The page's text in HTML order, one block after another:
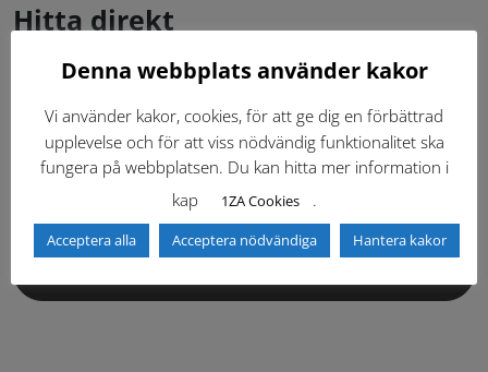
Hitta direkt
Gällande standardritningar (Dwg och pdf)
Dokumentbibliotek Kontaktlista
Tidigare versioner
Denna webbplats använder kakor
Vi använder kakor, cookies, för att ge dig en förbättrad
upplevelse och för att viss nödvändig funktionalitet ska
fungera på webbplatsen. Du kan hitta mer information i
kap
1ZA Cookies .
Acceptera alla Acceptera nödvändiga Hantera kakor